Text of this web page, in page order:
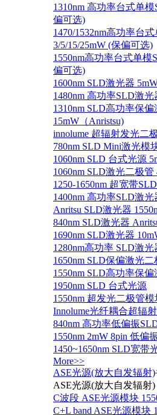
1310nm 高功率台式单
偏可选)
1470/1532nm高功率台
3/5/15/25mW (保偏可选)
1550nm高功率台式单模
偏可选)
1600nm SLD激光器
1480nm 高功率SLD激光
1310nm SLD高功率保
15mW（Anristsu)
innolume 超辐射发光二
780nm SLD Mini激光模
1060nm SLD 台式光源
1060nm SLD激光二极管
1250-1650nm 超宽带
1400nm 高功率SLD激光
Anritsu SLD激光器
840nm SLD激光器
1690nm SLD激光器
1280nm高功率 SLD激光
1650nm SLD保偏激光
1550nm SLD高功率保
1950nm SLD 台式光源
1550nm 超发光二极管
Innolume光纤耦合超辐
840nm 高功率低偏振
1550nm 2mW 8pin 低偏
1450~1650nm SLD宽带
More>>
ASE光源(放大自发辐射)
ASE光源(放大自发辐射)
C波段 ASE光源模块
C+L band ASE光源模块